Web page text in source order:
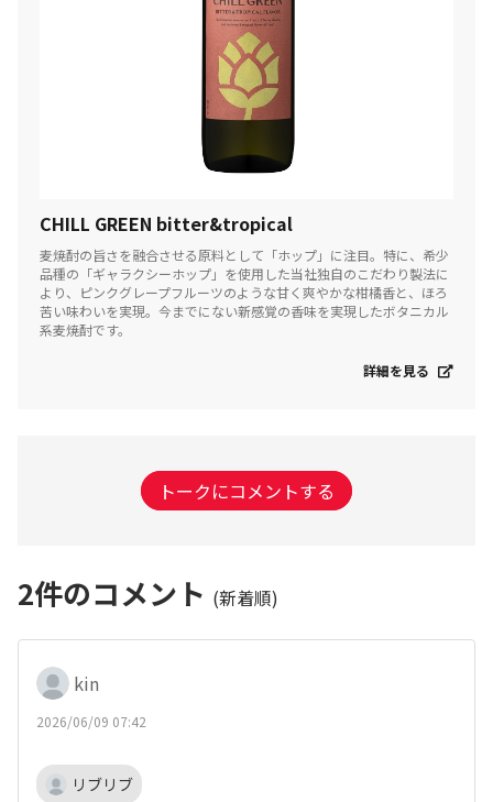
CHILL GREEN bitter&tropical
麦焼酎の旨さを融合させる原料として「ホップ」に注目。特に、希少
品種の「ギャラクシーホップ」を使用した当社独自のこだわり製法に
より、ピンクグレープフルーツのような甘く爽やかな柑橘香と、ほろ
苦い味わいを実現。今までにない新感覚の香味を実現したボタニカル
系麦焼酎です。
詳細を見る
トークにコメントする
2件のコメント (新着順)
kin
2026/06/09 07:42
リブリブ